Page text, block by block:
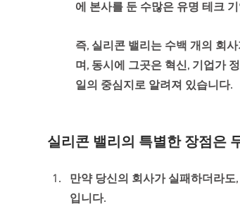
에 본사를 둔 수많은 유명 테크
즉, 실리콘 밸리는 수백 개의 회
며, 동시에 그곳은 혁신, 기업가
일의 중심지로 알려져 있습니다.
실리콘 밸리의 특별한 장점은
만약 당신의 회사가 실패하더라
입니다.